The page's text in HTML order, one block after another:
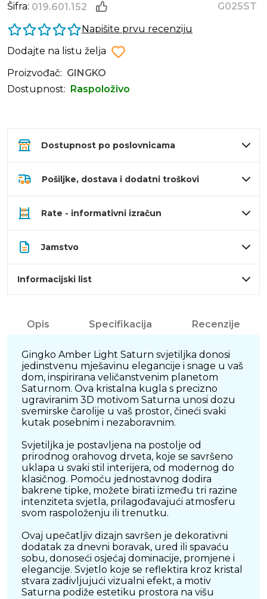
Šifra: 019.601.152
G025ST
Napišite prvu recenziju
Dodajte na listu želja
Proizvođač: GINGKO
Dostupnost:
Raspoloživo
Dostupnost po poslovnicama
Pošiljke, dostava i dodatni troškovi
Rate - informativni izračun
Jamstvo
Informacijski list
Opis Specifikacija Recenzije
Gingko Amber Light Saturn svjetiljka donosi
jedinstvenu mješavinu elegancije i snage u vaš
dom, inspirirana veličanstvenim planetom
Saturnom. Ova kristalna kugla s precizno
ugraviranim 3D motivom Saturna unosi dozu
svemirske čarolije u vaš prostor, čineći svaki
kutak posebnim i nezaboravnim.
Svjetiljka je postavljena na postolje od
prirodnog orahovog drveta, koje se savršeno
uklapa u svaki stil interijera, od modernog do
klasičnog. Pomoću jednostavnog dodira
bakrene tipke, možete birati između tri razine
intenziteta svjetla, prilagođavajući atmosferu
svom raspoloženju ili trenutku.
Ovaj upečatljiv dizajn savršen je dekorativni
dodatak za dnevni boravak, ured ili spavaću
sobu, donoseći osjećaj dominacije, promjene i
elegancije. Svjetlo koje se reflektira kroz kristal
stvara zadivljujući vizualni efekt, a motiv
Saturna podiže estetiku prostora na višu